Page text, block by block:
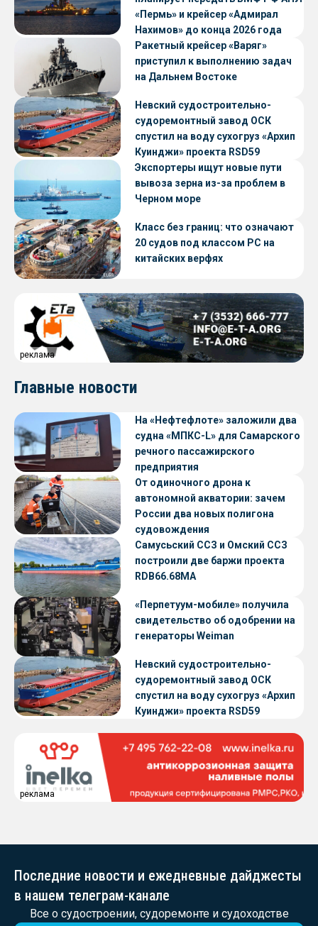
«Пермь» и крейсер «Адмирал
Нахимов» до конца 2026 года
Ракетный крейсер «Варяг»
приступил к выполнению задач
на Дальнем Востоке
Невский судостроительно-
судоремонтный завод ОСК
спустил на воду сухогруз «Архип
Куинджи» проекта RSD59
Экспортеры ищут новые пути
вывоза зерна из-за проблем в
Черном море
Класс без границ: что означают
20 судов под классом РС на
китайских верфях
реклама
Главные новости
На «Нефтефлоте» заложили два
судна «МПКС-L» для Самарского
речного пассажирского
предприятия
От одиночного дрона к
автономной акватории: зачем
России два новых полигона
судовождения
Самусьский ССЗ и Омский ССЗ
построили две баржи проекта
RDB66.68МА
«Перпетуум-мобиле» получила
свидетельство об одобрении на
генераторы Weiman
Невский судостроительно-
судоремонтный завод ОСК
спустил на воду сухогруз «Архип
Куинджи» проекта RSD59
реклама
Последние новости и ежедневные дайджесты
в нашем телеграм-канале
Все о судостроении, судоремонте и судоходстве